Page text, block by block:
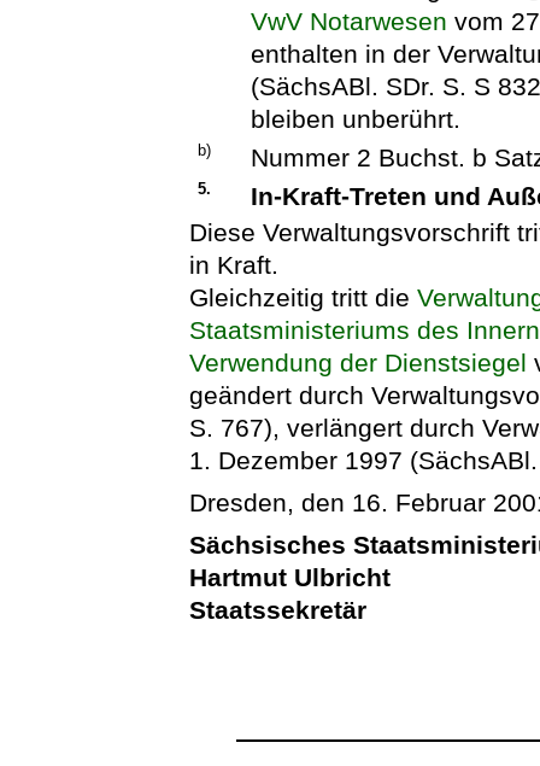
VwV Notarwesen vom
enthalten in der
(SächsABl. SDr. S. S
bleiben unberührt.
b) Nummer 2 Buchst. b
5.
In-Kraft-Treten und
Diese Verwaltungsvorschrift
in Kraft.
Gleichzeitig tritt die
Staatsministeriums des
Verwendung der Dienstsiegel
geändert durch
S. 767), verlängert durch
1. Dezember 1997
Dresden, den 16. Februar
Sächsisches
Hartmut Ulbricht
Staatssekretär